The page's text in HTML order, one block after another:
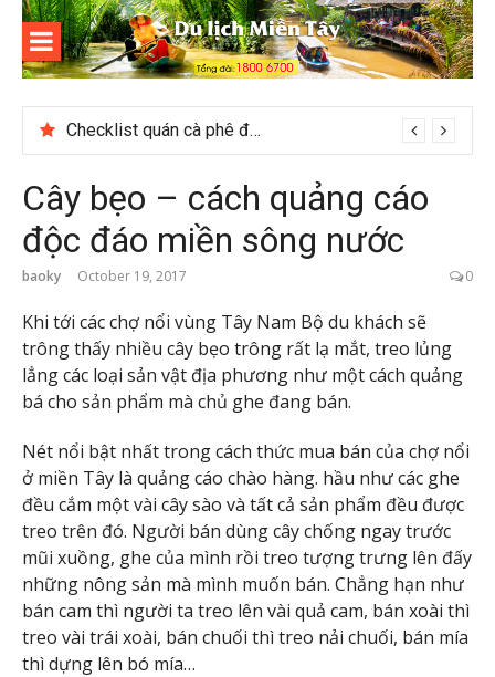
Skip
content
Du lịch
Miền Tây
Thời gian tham quan Phong Nha Kẻ Bàng
Cây bẹo – cách quảng cáo
độc đáo miền sông nước
baoky October 19, 2017 0
Khi tới các chợ nổi vùng Tây Nam Bộ du khách sẽ
trông thấy nhiều cây bẹo trông rất lạ mắt, treo lủng
lẳng các loại sản vật địa phương như một cách quảng
bá cho sản phẩm mà chủ ghe đang bán.
Nét nổi bật nhất trong cách thức mua bán của chợ nổi
ở miền Tây là quảng cáo chào hàng. hầu như các ghe
đều cắm một vài cây sào và tất cả sản phẩm đều được
treo trên đó. Người bán dùng cây chống ngay trước
mũi xuồng, ghe của mình rồi treo tượng trưng lên đấy
những nông sản mà mình muốn bán. Chẳng hạn như
bán cam thì người ta treo lên vài quả cam, bán xoài thì
treo vài trái xoài, bán chuối thì treo nải chuối, bán mía
thì dựng lên bó mía…